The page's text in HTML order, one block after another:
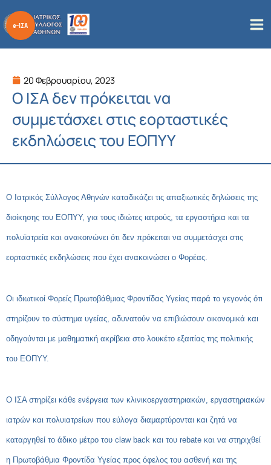
στο
περιεχόμενο
20 Φεβρουαρίου, 2023
Ο ΙΣΑ δεν πρόκειται να
συμμετάσχει στις εορταστικές
εκδηλώσεις του ΕΟΠΥΥ
Ο Ιατρικός Σύλλογος Αθηνών καταδικάζει τις απαξιωτικές δηλώσεις της
διοίκησης του ΕΟΠΥΥ, για τους ιδιώτες ιατρούς, τα εργαστήρια και τα
πολυϊατρεία και ανακοινώνει ότι δεν πρόκειται να συμμετάσχει στις
εορταστικές εκδηλώσεις που έχει ανακοινώσει ο Φορέας.
Οι ιδιωτικοί Φορείς Πρωτοβάθμιας Φροντίδας Υγείας παρά το γεγονός ότι
στηρίζουν το σύστημα υγείας, αδυνατούν να επιβιώσουν οικονομικά και
οδηγούνται με μαθηματική ακρίβεια στο λουκέτο εξαιτίας της πολιτικής
του ΕΟΠΥΥ.
Ο ΙΣΑ στηρίζει κάθε ενέργεια των κλινικοεργαστηριακών, εργαστηριακών
ιατρών και πολυιατρείων που εύλογα διαμαρτύρονται και ζητά να
καταργηθεί το άδικο μέτρο του claw back και του rebate και να στηριχθεί
η Πρωτοβάθμια Φροντίδα Υγείας προς όφελος του ασθενή και της